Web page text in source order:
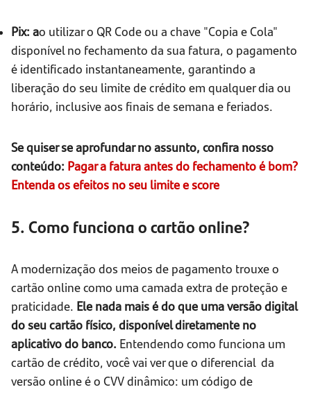
Pix: ao utilizar o QR Code ou a chave "Copia e Cola"
disponível no fechamento da sua fatura, o pagamento
é identificado instantaneamente, garantindo a
liberação do seu limite de crédito em qualquer dia ou
horário, inclusive aos finais de semana e feriados.
Se quiser se aprofundar no assunto, confira nosso
conteúdo: Pagar a fatura antes do fechamento é bom?
Entenda os efeitos no seu limite e score
5. Como funciona o cartão online?
A modernização dos meios de pagamento trouxe o
cartão online como uma camada extra de proteção e
praticidade. Ele nada mais é do que uma versão digital
do seu cartão físico, disponível diretamente no
aplicativo do banco. Entendendo como funciona um
cartão de crédito, você vai ver que o diferencial da
versão online é o CVV dinâmico: um código de